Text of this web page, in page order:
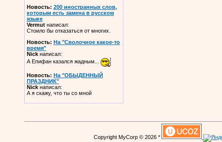
Новость: 200 иностранных слов,
которым есть замена в русском
языке
Vermut написал:
Стоило бы отказаться от многих.
Новость: На "Сволочное какое-то
время"
Nick написал:
А Епифан казался жадным...
Новость: На "ОБЫДЕННЫЙ
ПРАЗДНИК"
Nick написал:
А я скажу, что ты со мной
Copyright MyCorp © 2026 *